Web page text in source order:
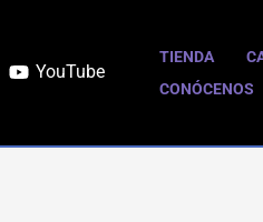
YouTube
TIENDA
CONÓCENOS
Namikaze
23cm